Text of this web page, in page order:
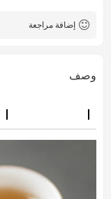
إضافة مراجعة
وصف